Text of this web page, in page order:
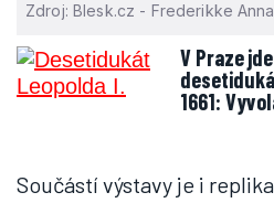
Zdroj: Blesk.cz - Frederikke
V Praze jde do dražby unikátní
1661:
Součástí výstavy je i